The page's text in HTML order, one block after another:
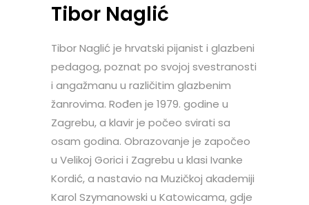
Tibor Naglić
Tibor Naglić je hrvatski pijanist i glazbeni
pedagog, poznat po svojoj svestranosti
i angažmanu u različitim glazbenim
žanrovima. Rođen je 1979. godine u
Zagrebu, a klavir je počeo svirati sa
osam godina. Obrazovanje je započeo
u Velikoj Gorici i Zagrebu u klasi Ivanke
Kordić, a nastavio na Muzičkoj akademiji
Karol Szymanowski u Katowicama, gdje